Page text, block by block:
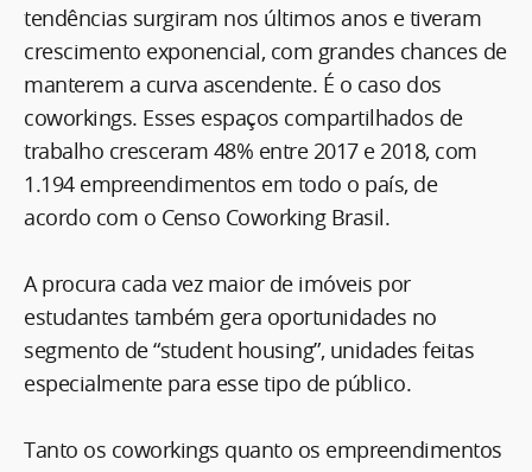
tendências surgiram nos últimos anos e tiveram
crescimento exponencial, com grandes chances de
manterem a curva ascendente. É o caso dos
coworkings. Esses espaços compartilhados de
trabalho cresceram 48% entre 2017 e 2018, com
1.194 empreendimentos em todo o país, de
acordo com o Censo Coworking Brasil.
A procura cada vez maior de imóveis por
estudantes também gera oportunidades no
segmento de “student housing”, unidades feitas
especialmente para esse tipo de público.
Tanto os coworkings quanto os empreendimentos